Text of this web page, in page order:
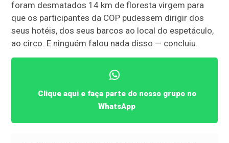
foram desmatados 14 km de floresta virgem para
que os participantes da COP pudessem dirigir dos
seus hotéis, dos seus barcos ao local do espetáculo,
ao circo. E ninguém falou nada disso — concluiu.
Clique aqui e faça parte do nosso grupo no
WhatsApp